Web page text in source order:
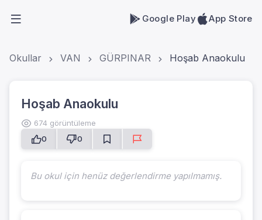
Google Play App Store
Okullar VAN GÜRPINAR Hoşab Anaokulu
Hoşab Anaokulu
674 görüntüleme
0
0
Bu okul için henüz değerlendirme yapılmamış.